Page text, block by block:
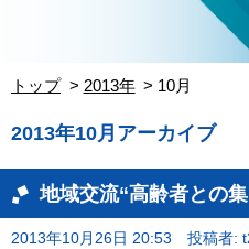
トップ 2013年 10月
2013年10月アーカイブ
地域交流“高齢者との
2013年10月26日 20:53 投稿者: